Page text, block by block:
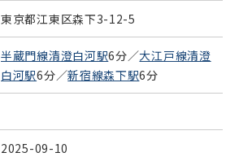
東京都江東区森下3-12-5
半蔵門線清澄白河駅6分／大江戸線清澄
白河駅6分／新宿線森下駅6分
2025-09-10